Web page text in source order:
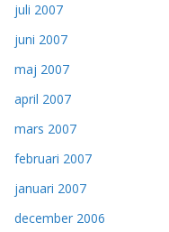
juli 2007
juni 2007
maj 2007
april 2007
mars 2007
februari 2007
januari 2007
december 2006